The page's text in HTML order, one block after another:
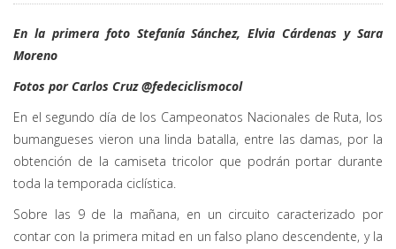
En la primera foto Stefanía Sánchez, Elvia Cárdenas y Sara
Moreno
Fotos por Carlos Cruz @fedeciclismocol
En el segundo día de los Campeonatos Nacionales de Ruta, los
bumangueses vieron una linda batalla, entre las damas, por la
obtención de la camiseta tricolor que podrán portar durante
toda la temporada ciclística.
Sobre las 9 de la mañana, en un circuito caracterizado por
contar con la primera mitad en un falso plano descendente, y la